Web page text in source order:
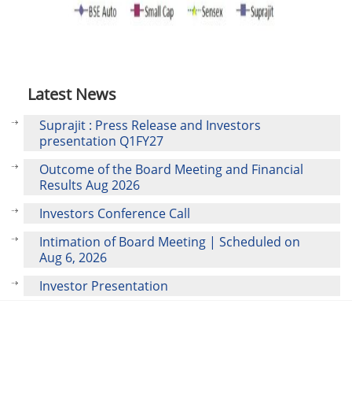
Latest News
Suprajit : Press Release and Investors
presentation Q1FY27
Outcome of the Board Meeting and Financial
Results Aug 2026
Investors Conference Call
Intimation of Board Meeting | Scheduled on
Aug 6, 2026
Investor Presentation